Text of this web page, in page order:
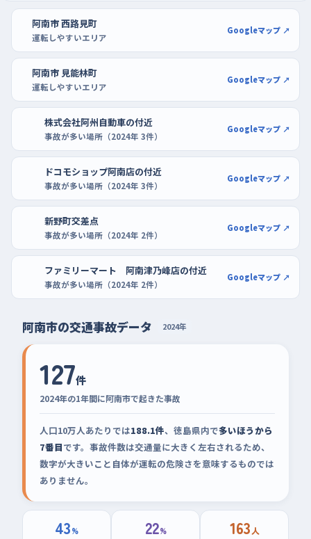
ピカの広い駐車場が使いやすい。区画がはっきりしていて、混み
合わない時間なら端のほうでゆっくり切り返せる。ホームセンタ
ーのDCM阿南店やコメリハード&グリーン見能林店の駐車場も
区画に余裕があるので、バックで入れる感覚をつかむのに向いて
いる。
阿南市 西路見町
運転しやすいエリア
Googleマップ ↗
阿南市 見能林町
運転しやすいエリア
Googleマップ ↗
株式会社阿州自動車の付近
事故が多い場所（2024年 3件）
Googleマップ ↗
ドコモショップ阿南店の付近
事故が多い場所（2024年 3件）
Googleマップ ↗
新野町交差点
事故が多い場所（2024年 2件）
Googleマップ ↗
ファミリーマート 阿南津乃峰店の付近
事故が多い場所（2024年 2件）
Googleマップ ↗
阿南市の交通事故データ 2024年
127件
2024年の1年間に阿南市で起きた事故
人口10万人あたりでは188.1件、徳島県内で多いほうから
7番目です。事故件数は交通量に大きく左右されるため、
数字が大きいこと自体が運転の危険さを意味するものでは
ありません。
43% 22% 163人